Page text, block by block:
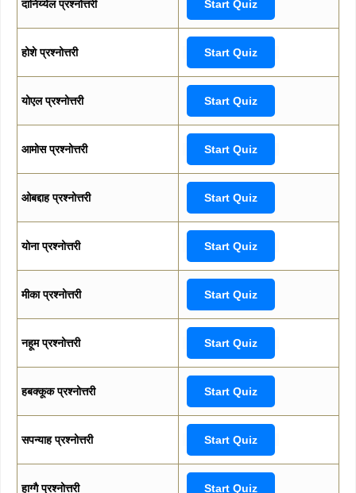
दानिय्येल प्रश्नोत्तरी Start Quiz
होशे प्रश्नोत्तरी Start Quiz
योएल प्रश्नोत्तरी Start Quiz
आमोस प्रश्नोत्तरी Start Quiz
ओबद्दाह प्रश्नोत्तरी Start Quiz
योना प्रश्नोत्तरी Start Quiz
मीका प्रश्नोत्तरी Start Quiz
नहूम प्रश्नोत्तरी Start Quiz
हबक्कूक प्रश्नोत्तरी Start Quiz
सपन्याह प्रश्नोत्तरी Start Quiz
हाग्गै प्रश्नोत्तरी Start Quiz